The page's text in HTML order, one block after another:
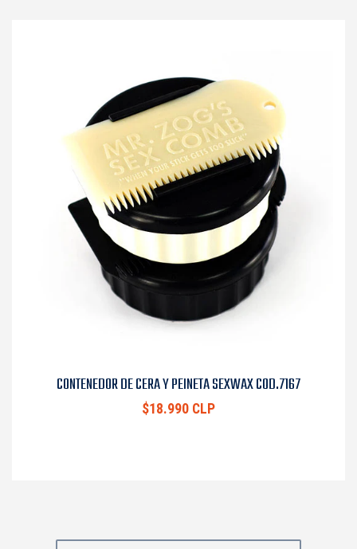
CONTENEDOR DE CERA Y PEINETA SEXWAX COD.7167
$18.990 CLP